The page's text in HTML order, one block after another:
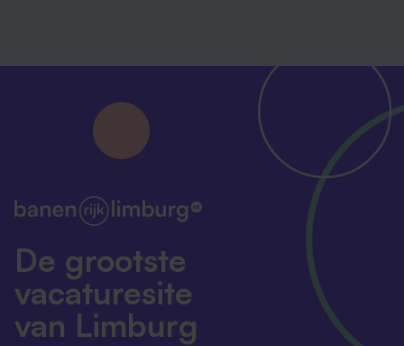
De grootste
vacaturesite
van Limburg